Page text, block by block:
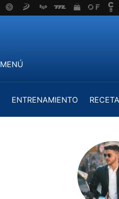
MENÚ
ENTRENAMIENTO